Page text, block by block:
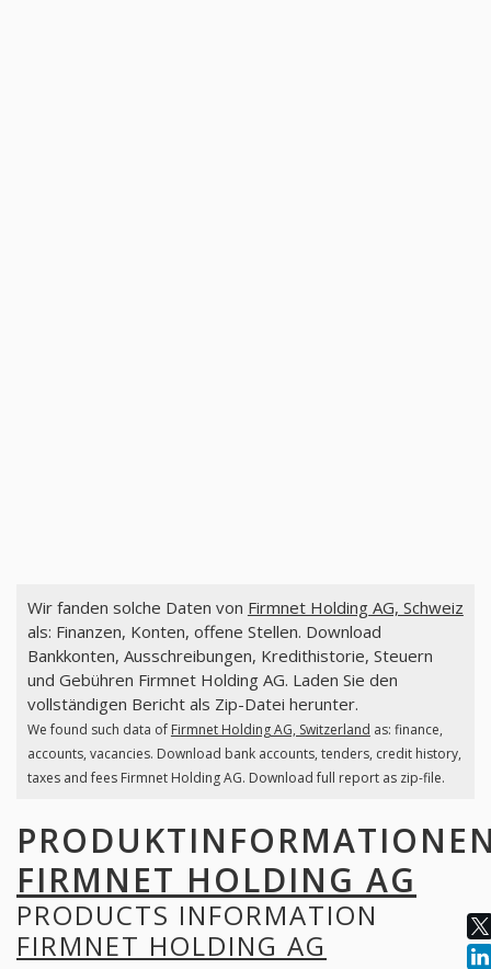
Wir fanden solche Daten von Firmnet Holding AG, Schweiz
als: Finanzen, Konten, offene Stellen. Download
Bankkonten, Ausschreibungen, Kredithistorie, Steuern
und Gebühren Firmnet Holding AG. Laden Sie den
vollständigen Bericht als Zip-Datei herunter.
We found such data of Firmnet Holding AG, Switzerland as: finance,
accounts, vacancies. Download bank accounts, tenders, credit history,
taxes and fees Firmnet Holding AG. Download full report as zip-file.
FIRMNET HOLDING AG
PRODUCTS INFORMATION
FIRMNET HOLDING AG